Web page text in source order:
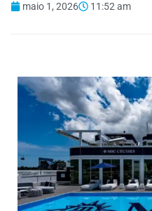
maio 1, 2026
11:52 am